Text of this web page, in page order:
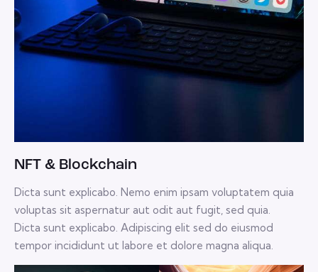
NFT & Blockchain
Dicta sunt explicabo. Nemo enim ipsam voluptatem quia
voluptas sit aspernatur aut odit aut fugit, sed quia.
Dicta sunt explicabo. Adipiscing elit sed do eiusmod
tempor incididunt ut labore et dolore magna aliqua.